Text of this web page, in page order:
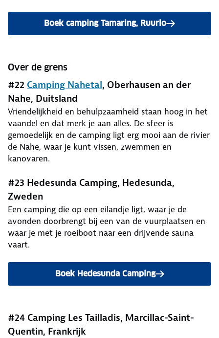
Boek camping Tamaring, Ruurlo
Over de grens
#22 Camping Nahetal, Oberhausen an der
Nahe, Duitsland
Vriendelijkheid en behulpzaamheid staan hoog in het
vaandel en dat merk je aan alles. De sfeer is
gemoedelijk en de camping ligt erg mooi aan de rivier
de Nahe, waar je kunt vissen, zwemmen en
kanovaren.
#23 Hedesunda Camping, Hedesunda,
Zweden
Een camping die op een eilandje ligt, waar je de
avonden doorbrengt bij een van de vuurplaatsen en
waar je met je roeiboot naar een drijvende sauna
vaart.
Boek Hedesunda Camping
#24 Camping Les Tailladis, Marcillac-Saint-
Quentin, Frankrijk